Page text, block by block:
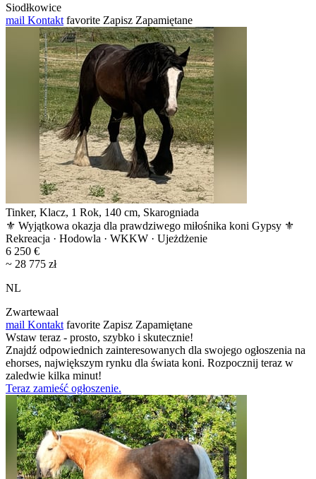
Siodłkowice
mail Kontakt favorite Zapisz Zapamiętane
Tinker, Klacz, 1 Rok, 140 cm, Skarogniada
⚜️ Wyjątkowa okazja dla prawdziwego miłośnika koni Gypsy ⚜️
Rekreacja · Hodowla · WKKW · Ujeżdżenie
6 250 €
~ 28 775 zł
NL
Zwartewaal
mail Kontakt favorite Zapisz Zapamiętane
Wstaw teraz - prosto, szybko i skutecznie!
Znajdź odpowiednich zainteresowanych dla swojego ogłoszenia na
ehorses, największym rynku dla świata koni. Rozpocznij teraz w
zaledwie kilka minut!
Teraz zamieść ogłoszenie.